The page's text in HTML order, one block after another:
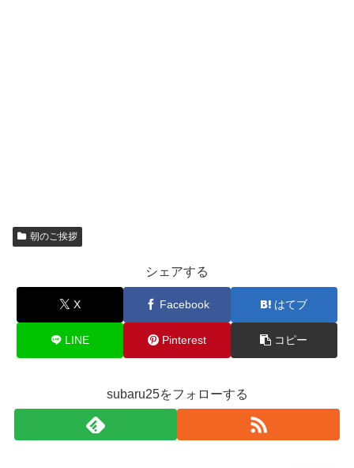
朝のご挨拶
シェアする
X Facebook はてブ
LINE Pinterest コピー
subaru25をフォローする